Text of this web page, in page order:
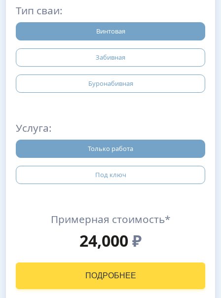
Тип сваи:
Винтовая
Забивная
Буронабивная
Услуга:
Только работа
Под ключ
Примерная стоимость*
24,000₽
ПОДРОБНЕЕ